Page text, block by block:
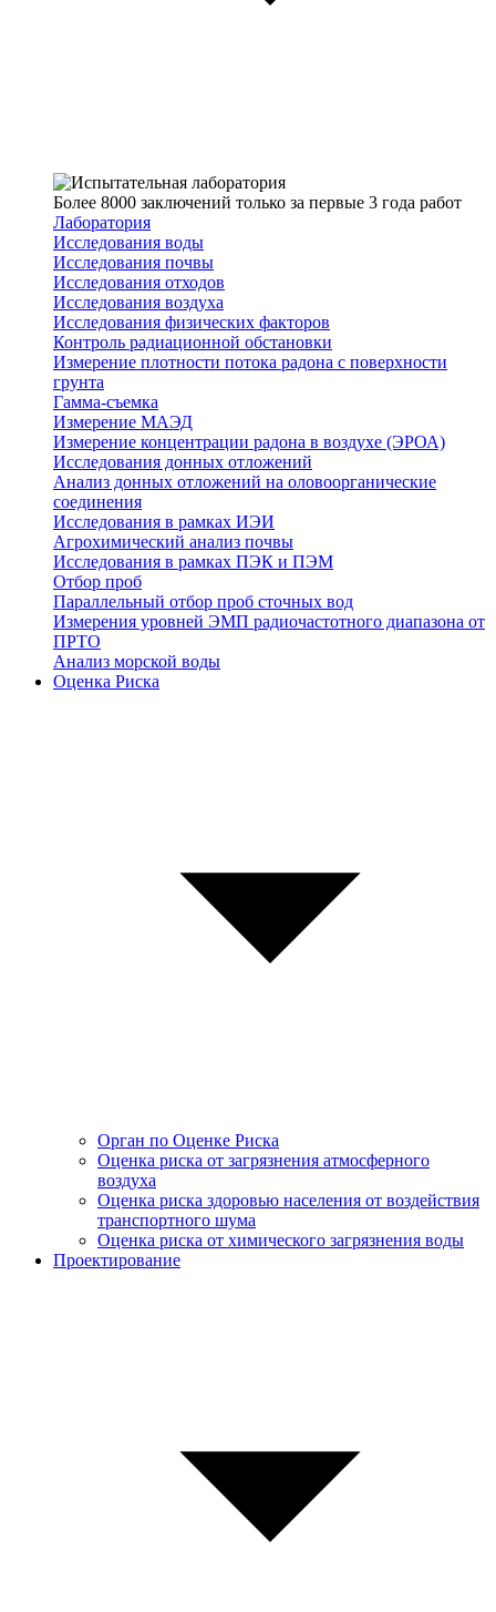
Более 8000 заключений только за первые 3 года работ
Лаборатория
Исследования воды
Исследования почвы
Исследования отходов
Исследования воздуха
Исследования физических факторов
Контроль радиационной обстановки
Измерение плотности потока радона с поверхности
грунта
Гамма-съемка
Измерение МАЭД
Измерение концентрации радона в воздухе (ЭРОА)
Исследования донных отложений
Анализ донных отложений на оловоорганические
соединения
Исследования в рамках ИЭИ
Агрохимический анализ почвы
Исследования в рамках ПЭК и ПЭМ
Отбор проб
Параллельный отбор проб сточных вод
Измерения уровней ЭМП радиочастотного диапазона от
ПРТО
Анализ морской воды
Оценка Риска
Орган по Оценке Риска
Оценка риска от загрязнения атмосферного
воздуха
Оценка риска здоровью населения от воздействия
транспортного шума
Оценка риска от химического загрязнения воды
Проектирование